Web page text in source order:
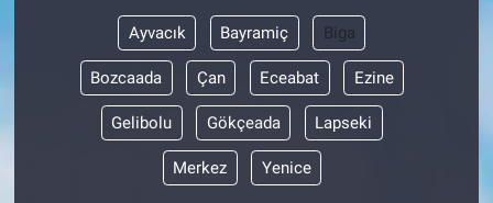
Ayvacık Bayramiç Biga
Bozcaada Çan Eceabat Ezine
Gelibolu Gökçeada Lapseki
Merkez Yenice